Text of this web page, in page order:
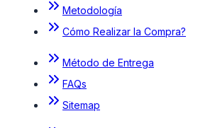
Metodología
Cómo Realizar la Compra?
Método de Entrega
FAQs
Sitemap